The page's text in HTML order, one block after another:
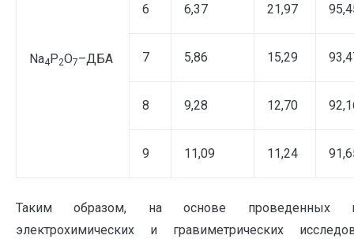
Na4P2O7–ДБА
6 6,37 21,97
7 5,86 15,29
8 9,28 12,70
9 11,09 11,24
Таким образом, на основе проведенных
электрохимических и гравиметрических